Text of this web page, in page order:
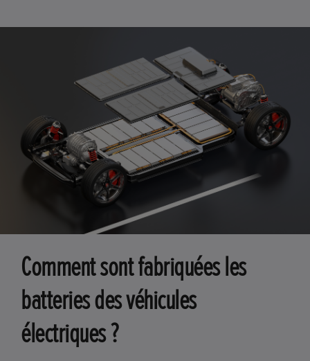
Comment sont fabriquées les
batteries des véhicules
électriques ?